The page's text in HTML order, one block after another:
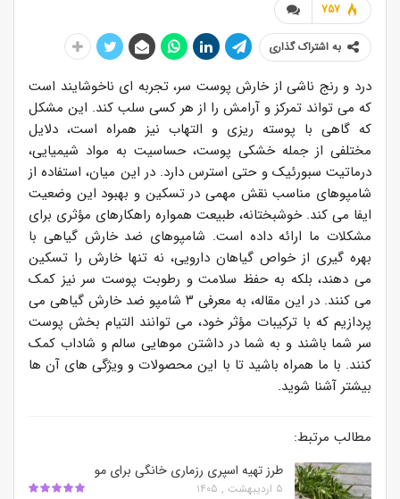
757
به اشتراک گذاری
درد و رنج ناشی از خارش پوست سر، تجربه ای ناخوشایند است
که می تواند تمرکز و آرامش را از هر کسی سلب کند. این مشکل
که گاهی با پوسته ریزی و التهاب نیز همراه است، دلایل
مختلفی از جمله خشکی پوست، حساسیت به مواد شیمیایی،
درماتیت سبورئیک و حتی استرس دارد. در این میان، استفاده از
شامپوهای مناسب نقش مهمی در تسکین و بهبود این وضعیت
ایفا می کند. خوشبختانه، طبیعت همواره راهکارهای مؤثری برای
مشکلات ما ارائه داده است. شامپوهای ضد خارش گیاهی با
بهره گیری از خواص گیاهان دارویی، نه تنها خارش را تسکین
می دهند، بلکه به حفظ سلامت و رطوبت پوست سر نیز کمک
می کنند. در این مقاله، به معرفی ۳ شامپو ضد خارش گیاهی می
پردازیم که با ترکیبات مؤثر خود، می توانند التیام بخش پوست
سر شما باشند و به شما در داشتن موهایی سالم و شاداب کمک
کنند. با ما همراه باشید تا با این محصولات و ویژگی های آن ها
بیشتر آشنا شوید.
مطالب مرتبط:
طرز تهیه اسپری رزماری خانگی برای مو
۵ اردیبهشت , ۱۴۰۵